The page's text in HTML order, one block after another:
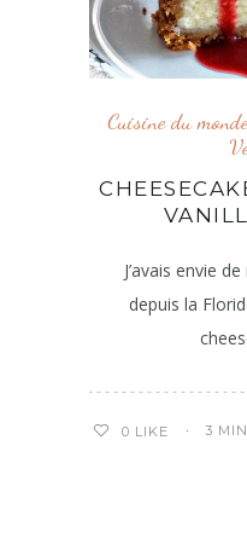
Cuisine du monde
J’avais envie
depuis la
0 LIKE 3